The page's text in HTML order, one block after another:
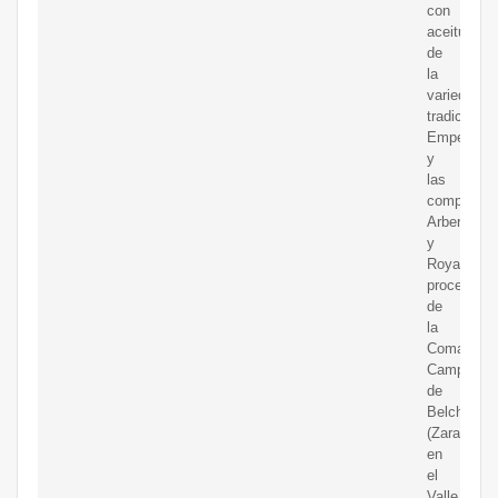
con
aceitunas
de
la
variedad
tradicional
Empeltre
y
las
Arberquina
y
Royal,
de
la
Comarca
Campo
de
Belchite
en
el